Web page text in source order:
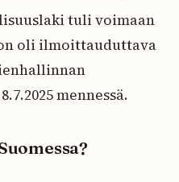
tuli voimaan
oli ilmoittauduttava
mennessä.